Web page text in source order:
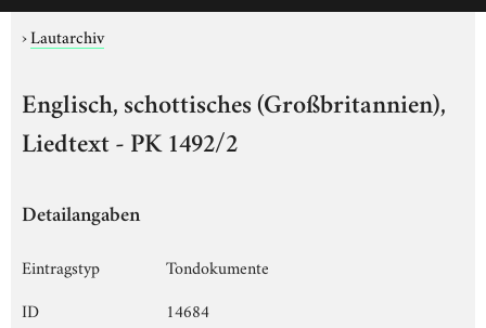
›Lautarchiv
Englisch, schottisches (Großbritannien),
Liedtext - PK 1492/2
Detailangaben
Eintragstyp
Tondokumente
ID
14684